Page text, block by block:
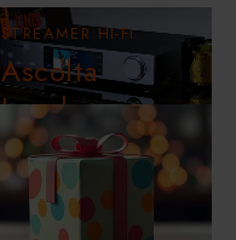
STREAMER HI-FI
Ascolta
Loseless su
Quobuz,
Tidal,
Spotify...